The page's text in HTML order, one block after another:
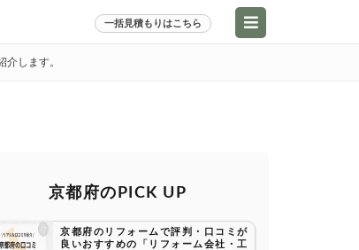
一括見積もりはこちら
します。
京都府のPICK UP
京都府のリフォームで評判・口コミが
良いおすすめの「リフォーム会社・工